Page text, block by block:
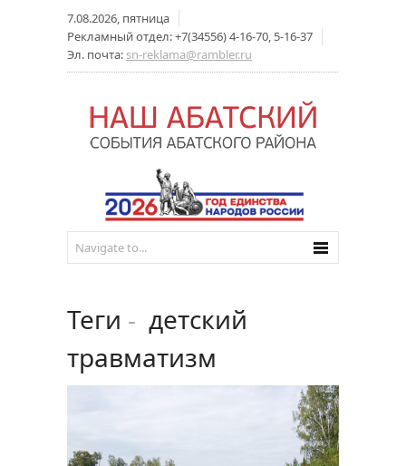
7.08.2026, пятница
Рекламный отдел: +7(34556) 4-16-70, 5-16-37
Эл. почта: sn-reklama@rambler.ru
Теги - детский
травматизм